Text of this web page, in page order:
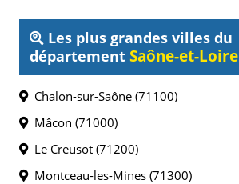
Les plus grandes villes du
département Saône-et-Loire
Chalon-sur-Saône (71100)
Mâcon (71000)
Le Creusot (71200)
Montceau-les-Mines (71300)